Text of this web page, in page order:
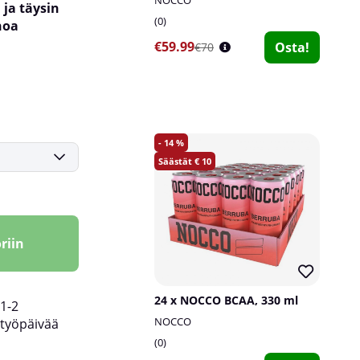
täysin
1-2
työpäivää
0
€59.99€70 Osta!
14
10
24 x NOCCO BCAA, 330 ml
NOCCO
0